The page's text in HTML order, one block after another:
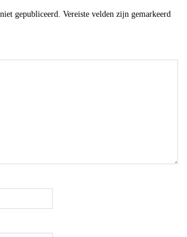
gepubliceerd. Vereiste velden zijn gemarkeerd